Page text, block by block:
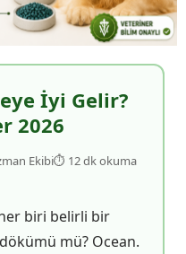
İyi Gelir?
2026
Ekibi⏱ 12 dk okuma
biri belirli bir
mü? Ocean.